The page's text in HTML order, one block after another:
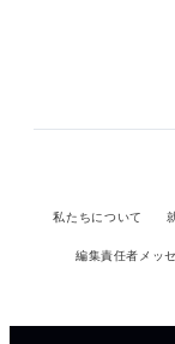
私たちについて
編集責任者メッ